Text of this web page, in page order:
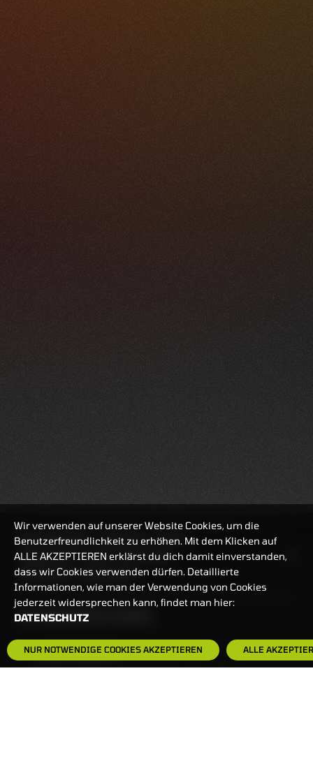
BANKEINSTELLUNGEN
HÄUFIG GESUCHT:
REALTIMEKURSE 10.08.2026
22:19:26
HANDELSZEIT
MO-FR: 7:30-23 UHR
ZERTIFIKATE
8:00-22 UHR
Wir verwenden auf unserer Website Cookies, um die
Benutzerfreundlichkeit zu erhöhen. Mit dem Klicken auf
ALLE AKZEPTIEREN erklärst du dich damit einverstanden,
dass wir Cookies verwenden dürfen. Detaillierte
Informationen, wie man der Verwendung von Cookies
jederzeit widersprechen kann, findet man hier:
DATENSCHUTZ
NUR NOTWENDIGE COOKIES AKZEPTIEREN ALLE